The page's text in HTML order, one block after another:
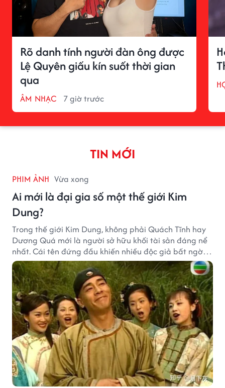
Rõ danh tính người đàn ông được
Lệ Quyên giấu kín suốt thời gian
qua
ÂM NHẠC 7 giờ trước
TIN MỚI
PHIM ẢNH Vừa xong
Ai mới là đại gia số một thế giới Kim
Dung?
Trong thế giới Kim Dung, không phải Quách Tĩnh hay
Dương Quá mới là người sở hữu khối tài sản đáng nể
nhất. Cái tên đứng đầu khiến nhiều độc giả bất ngờ
bởi xuất thân của nhân vật này hoàn toàn không
giống một đại hiệp.